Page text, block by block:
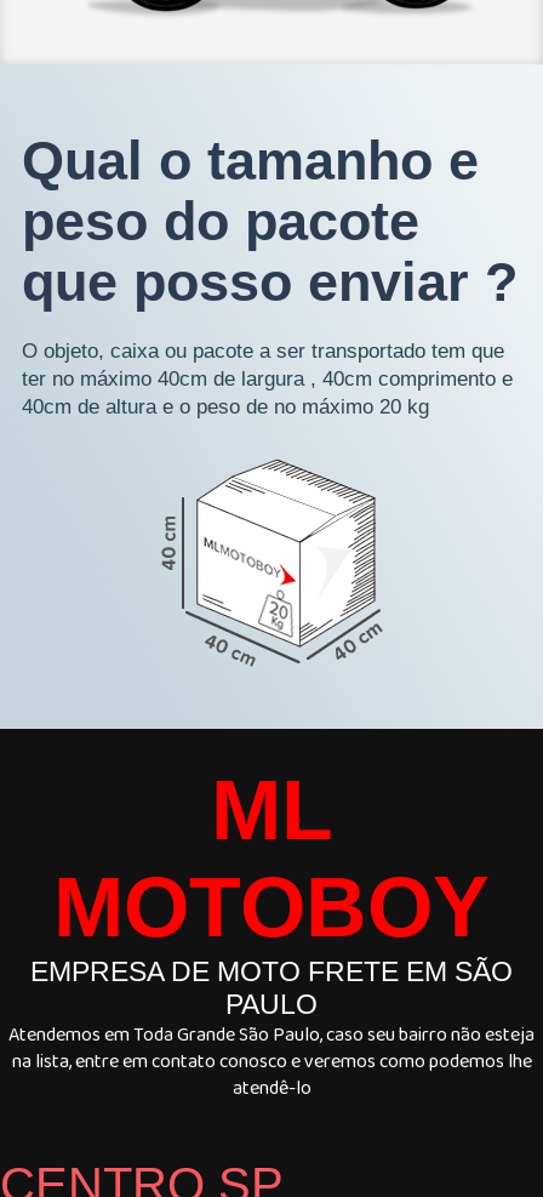
Qual o tamanho e
peso do pacote
que posso enviar ?
O objeto, caixa ou pacote a ser transportado tem que
ter no máximo 40cm de largura , 40cm comprimento e
40cm de altura e o peso de no máximo 20 kg
ML
MOTOBOY
EMPRESA DE MOTO FRETE EM SÃO
PAULO
Atendemos em Toda Grande São Paulo, caso seu bairro não esteja
na lista, entre em contato conosco e veremos como podemos lhe
atendê-lo
CENTRO SP